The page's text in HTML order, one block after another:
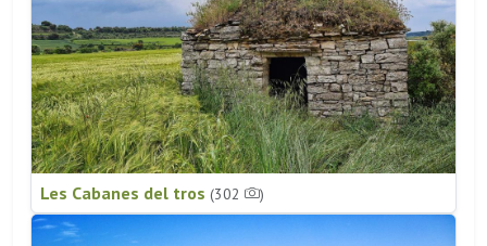
Les Cabanes del tros (302 )